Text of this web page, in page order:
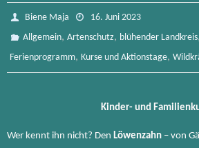
Biene Maja
16. Juni 2023
Allgemein,Artenschutz, blühender Landkreis
Ferienprogramm, Kurse und Aktionstage,
Kinder- und
Wer kennt ihn nicht? Den Löwenzahn – von